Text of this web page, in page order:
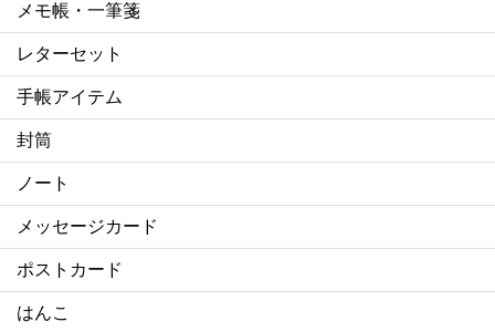
メモ帳・一筆箋
レターセット
手帳アイテム
封筒
ノート
メッセージカード
ポストカード
はんこ